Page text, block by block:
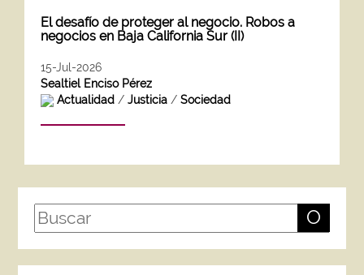
El desafío de proteger al negocio. Robos a
negocios en Baja California Sur (II)
15-Jul-2026
Sealtiel Enciso Pérez
Actualidad / Justicia / Sociedad
O